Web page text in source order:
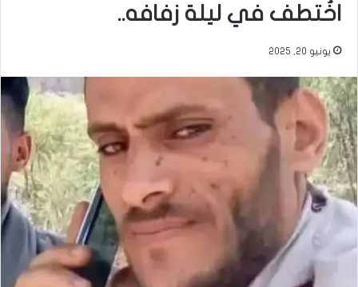
اخُتطف في ليلة زفافه..
يونيو 20, 2025